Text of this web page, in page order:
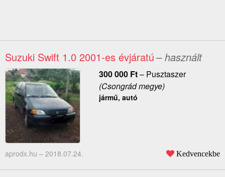
Suzuki Swift 1.0 2001-es évjáratú– használt
300 000 Ft– Pusztaszer
(Csongrád megye)
jármű, autó
aprodx.hu – 2018.07.24. Kedvencekbe